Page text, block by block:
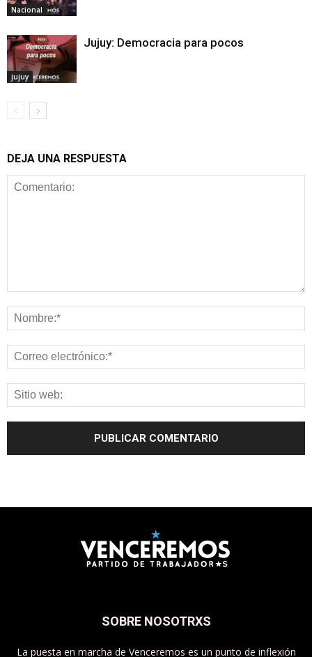
Nacional
jujuy
Jujuy: Democracia para pocos
DEJA UNA RESPUESTA
SOBRE NOSOTRXS
La puesta en marcha de Venceremos es un punto de inflexión